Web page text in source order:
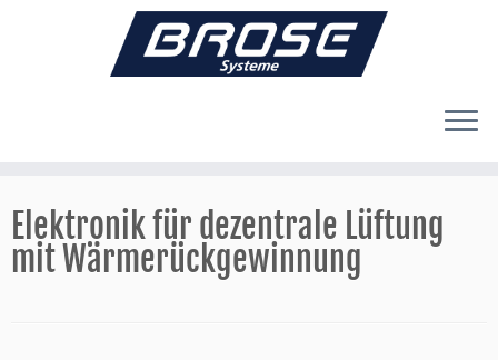
Inhalt
springen
Elektronik für dezentrale Lüftung
mit Wärmerückgewinnung